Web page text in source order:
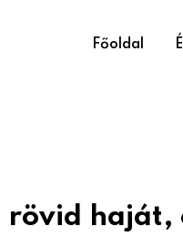
Főoldal
haját,